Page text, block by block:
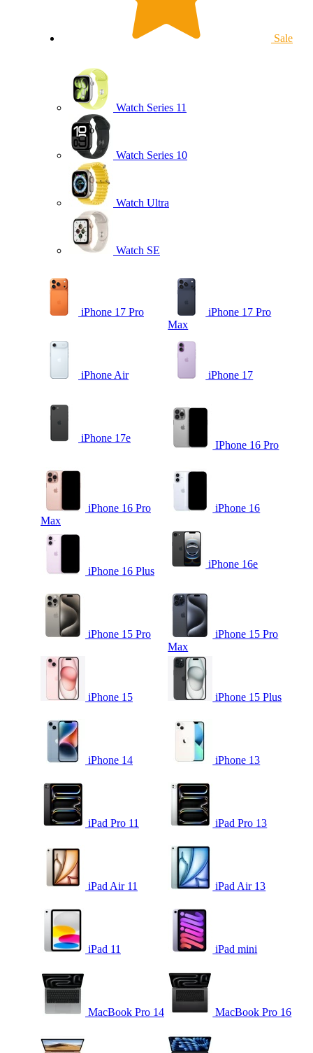
Sale
Watch Series 11
Watch Series 10
Watch Ultra
Watch SE
iPhone 17 Pro
iPhone 17 Pro
Max
iPhone Air iPhone 17
iPhone 17e
IPhone 16 Pro
iPhone 16 Pro
Max
iPhone 16
iPhone 16 Plus
iPhone 16e
iPhone 15 Pro
iPhone 15 Pro
Max
iPhone 15 iPhone 15 Plus
iPhone 14 iPhone 13
iPad Pro 11 iPad Pro 13
iPad Air 11 iPad Air 13
iPad 11 iPad mini
MacBook Pro 14 MacBook Pro 16